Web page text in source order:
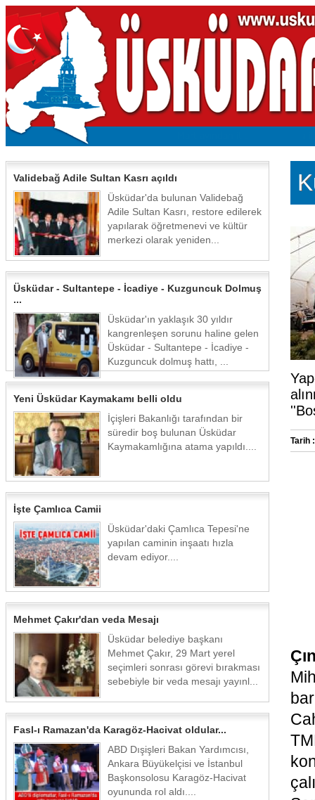
Validebağ Adile Sultan Kasrı açıldı
Üsküdar'da bulunan Validebağ
Adile Sultan Kasrı, restore edilerek
yapılarak öğretmenevi ve kültür
merkezi olarak yeniden...
Üsküdar - Sultantepe - İcadiye - Kuzguncuk Dolmuş
...
Üsküdar'ın yaklaşık 30 yıldır
kangrenleşen sorunu haline gelen
Üsküdar - Sultantepe - İcadiye -
Kuzguncuk dolmuş hattı, ...
Yeni Üsküdar Kaymakamı belli oldu
İçişleri Bakanlığı tarafından bir
süredir boş bulunan Üsküdar
Kaymakamlığına atama yapıldı....
İşte Çamlıca Camii
Üsküdar'daki Çamlıca Tepesi'ne
yapılan caminin inşaatı hızla
devam ediyor....
Mehmet Çakır'dan veda Mesajı
Üsküdar belediye başkanı
Mehmet Çakır, 29 Mart yerel
seçimleri sonrası görevi bırakması
sebebiyle bir veda mesajı yayınl...
Fasl-ı Ramazan'da Karagöz-Hacivat oldular...
ABD Dışişleri Bakan Yardımcısı,
Ankara Büyükelçisi ve İstanbul
Başkonsolosu Karagöz-Hacivat
oyununda rol aldı....
Tarih :